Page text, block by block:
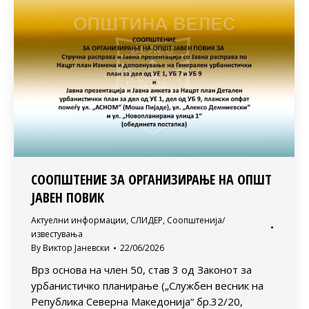
СООПШТЕНИЕ ЗА ОРГАНИЗИРАЊЕ НА ОПШТ
ЈАВЕН ПОВИК
Актуелни информации, СЛИДЕР, Соопштенија/
известувања
By Виктор Јаневски 22/06/2026
Врз основа на член 50, став 3 од Законот за
урбанистичко планирање („Службен весник на
Република Северна Македонија“ бр.32/20,